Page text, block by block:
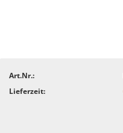
Art.Nr.:
Lieferzeit: